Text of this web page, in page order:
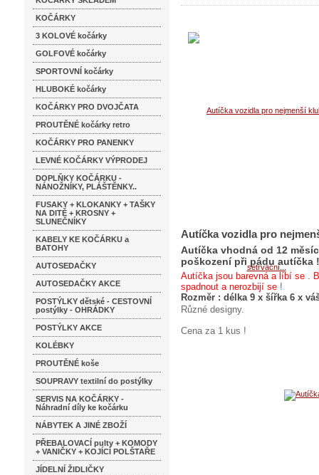
KOČÁRKY
3 KOLOVÉ kočárky
GOLFOVÉ kočárky
SPORTOVNÍ kočárky
HLUBOKÉ kočárky
KOČÁRKY PRO DVOJČATA
PROUTĚNÉ kočárky retro
KOČÁRKY PRO PANENKY
LEVNÉ KOČÁRKY VÝPRODEJ
DOPLŇKY KOČÁRKU -
NÁNOŽNÍKY, PLÁŠTĚNKY..
FUSAKY + KLOKANKY + TAŠKY
NA DITĚ + KROSNY +
SLUNEČNÍKY
KABELY KE KOČÁRKU a
BATOHY
AUTOSEDAČKY
AUTOSEDAČKY AKCE
POSTÝLKY dětské - CESTOVNÍ
postýlky - OHRÁDKY
POSTÝLKY AKCE
KOLÉBKY
PROUTĚNÉ koše
SOUPRAVY textilní do postýlky
SERVIS NA KOČÁRKY -
Náhradní díly ke kočárku
NÁBYTEK A JINÉ ZBOŽÍ
PŘEBALOVACÍ pulty + KOMODY
+ VANIČKY + KOJÍCÍ POLŠTAŘE
JÍDELNÍ ŽIDLIČKY
Autíčka vozidla pro
Autíčka vhodná od 12
poškození při pádu autíčka !
Autíčka jsou barevná a líbí se .
spadnout a nerozbijí se !
Rozměr : délka 9 x šířka 6 x
Různé designy.
Cena za 1 kus !